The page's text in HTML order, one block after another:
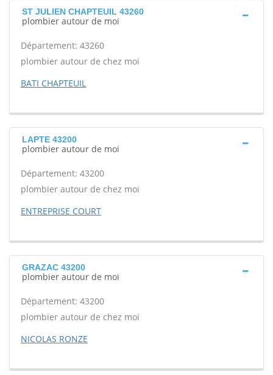
ST JULIEN CHAPTEUIL 43260
plombier autour de moi
Département: 43260
plombier autour de chez moi
BATI CHAPTEUIL
LAPTE 43200
plombier autour de moi
Département: 43200
plombier autour de chez moi
ENTREPRISE COURT
GRAZAC 43200
plombier autour de moi
Département: 43200
plombier autour de chez moi
NICOLAS RONZE